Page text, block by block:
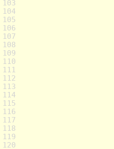
103
104
105
106
107
108
109
110
111
112
113
114
115
116
117
118
119
120